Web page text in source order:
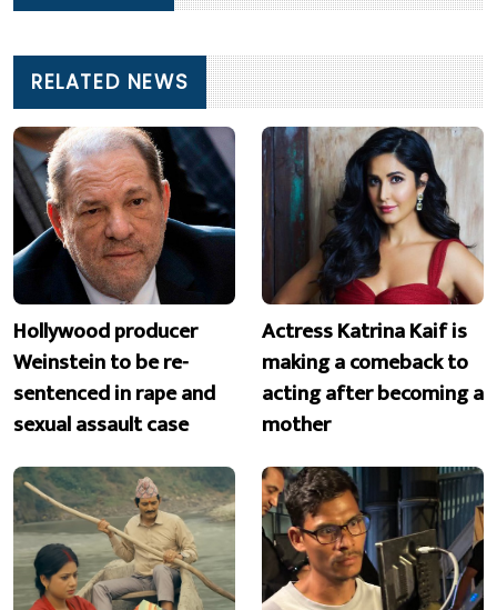
RELATED NEWS
Hollywood producer
Weinstein to be re-
sentenced in rape and
sexual assault case
Actress Katrina Kaif is
making a comeback to
acting after becoming a
mother